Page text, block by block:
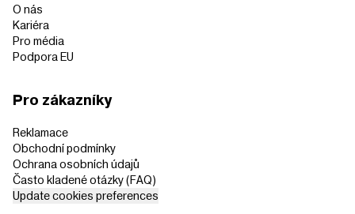
O nás
Kariéra
Pro média
Podpora EU
Pro zákazníky
Reklamace
Obchodní podmínky
Ochrana osobních údajů
Často kladené otázky (FAQ)
Update cookies preferences